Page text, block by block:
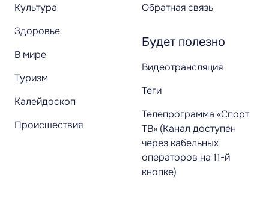
Культура
Здоровье
В мире
Туризм
Калейдоскоп
Происшествия
Обратная связь
Будет полезно
Видеотрансляция
Теги
Телепрограмма «Спорт
ТВ» (Канал доступен
через кабельных
операторов на 11-й
кнопке)